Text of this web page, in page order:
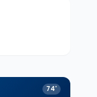
74'